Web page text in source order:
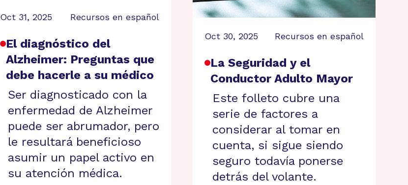
Oct 31, 2025 Recursos en español
El diagnóstico del
Alzheimer: Preguntas que
debe hacerle a su médico
Ser diagnosticado con la
enfermedad de Alzheimer
puede ser abrumador, pero
le resultará beneficioso
asumir un papel activo en
su atención médica.
Oct 30, 2025 Recursos en español
La Seguridad y el
Conductor Adulto Mayor
Este folleto cubre una
serie de factores a
considerar al tomar en
cuenta, si sigue siendo
seguro todavía ponerse
detrás del volante.